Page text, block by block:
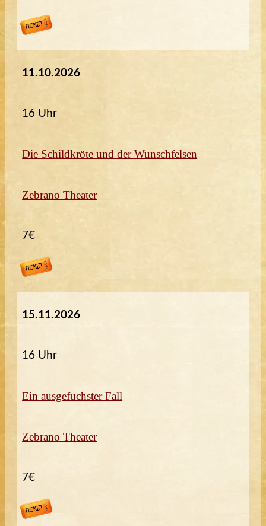
11.10.2026
16 Uhr
Die Schildkröte und der Wunschfelsen
Zebrano Theater
7€
15.11.2026
16 Uhr
Ein ausgefuchster Fall
Zebrano Theater
7€